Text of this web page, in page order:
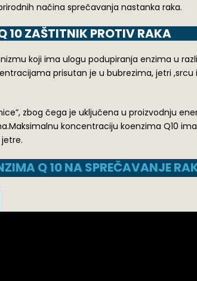
načina sprečavanja nastanka raka.
10 ZAŠTITNIK PROTIV RAKA
koji ima ulogu podupiranja enzima u
prisutan je u bubrezima, jetri ,srcu
zbog čega je uključena u proizvodnju
koncentraciju koenzima Q10
Q 10 NA SPREČAVANJE